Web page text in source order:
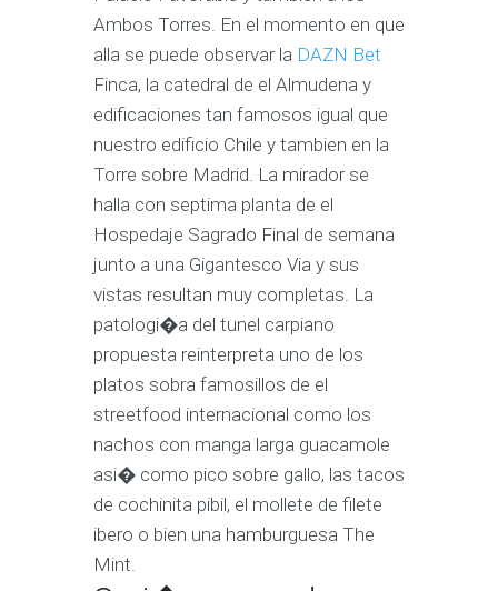
Ambos Torres. En el momento en que
alla se puede observar la DAZN Bet
Finca, la catedral de el Almudena y
edificaciones tan famosos igual que
nuestro edificio Chile y tambien en la
Torre sobre Madrid. La mirador se
halla con septima planta de el
Hospedaje Sagrado Final de semana
junto a una Gigantesco Via y sus
vistas resultan muy completas. La
patologi�a del tunel carpiano
propuesta reinterpreta uno de los
platos sobra famosillos de el
streetfood internacional como los
nachos con manga larga guacamole
asi� como pico sobre gallo, las tacos
de cochinita pibil, el mollete de filete
ibero o bien una hamburguesa The
Mint.